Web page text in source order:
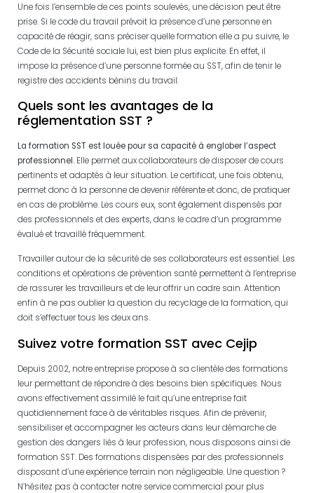
Une fois l’ensemble de ces points soulevés, une décision peut être
prise. Si le code du travail prévoit la présence d’une personne en
capacité de réagir, sans préciser quelle formation elle a pu suivre, le
Code de la Sécurité sociale lui, est bien plus explicite. En effet, il
impose la présence d’une personne formée au SST, afin de tenir le
registre des accidents bénins du travail.
Quels sont les avantages de la
réglementation SST ?
La formation SST est louée pour sa capacité à englober l’aspect
professionnel. Elle permet aux collaborateurs de disposer de cours
pertinents et adaptés à leur situation. Le certificat, une fois obtenu,
permet donc à la personne de devenir référente et donc, de pratiquer
en cas de problème. Les cours eux, sont également dispensés par
des professionnels et des experts, dans le cadre d’un programme
évalué et travaillé fréquemment.
Travailler autour de la sécurité de ses collaborateurs est essentiel. Les
conditions et opérations de prévention santé permettent à l’entreprise
de rassurer les travailleurs et de leur offrir un cadre sain. Attention
enfin à ne pas oublier la question du recyclage de la formation, qui
doit s’effectuer tous les deux ans.
Suivez votre formation SST avec Cejip
Depuis 2002, notre entreprise propose à sa clientèle des formations
leur permettant de répondre à des besoins bien spécifiques. Nous
avons effectivement assimilé le fait qu’une entreprise fait
quotidiennement face à de véritables risques. Afin de prévenir,
sensibiliser et accompagner les acteurs dans leur démarche de
gestion des dangers liés à leur profession, nous disposons ainsi de
formation SST. Des formations dispensées par des professionnels
disposant d’une expérience terrain non négligeable. Une question ?
N’hésitez pas à contacter notre service commercial pour plus